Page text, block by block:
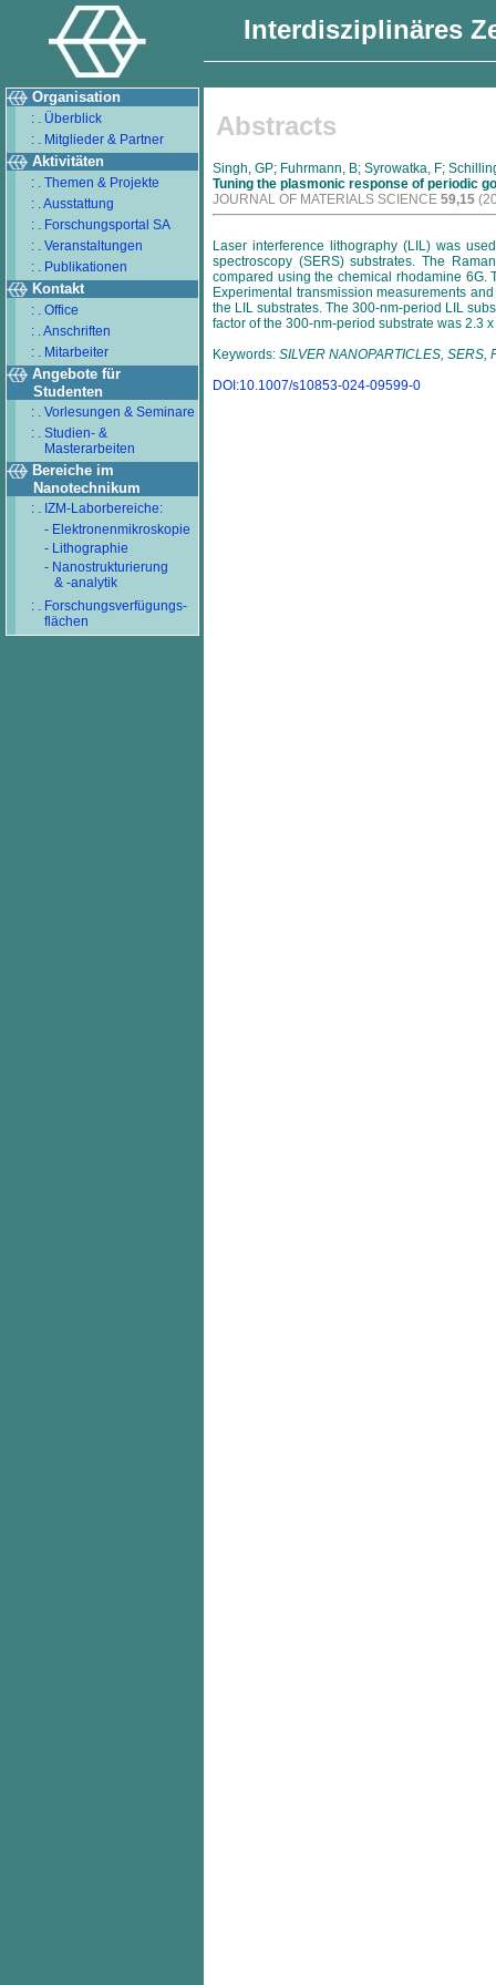
Interdisziplinäres
Organisation
: . Überblick
: . Mitglieder & Partner
Aktivitäten
: . Themen & Projekte
: . Ausstattung
: . Forschungsportal SA
: . Veranstaltungen
: . Publikationen
Kontakt
: . Office
: . Anschriften
: . Mitarbeiter
Angebote für
Studenten
: . Vorlesungen & Seminare
: . Studien- &
Masterarbeiten
Bereiche im
Nanotechnikum
: . IZM-Laborbereiche:
- Elektronenmikroskopie
- Lithographie
- Nanostrukturierung
& -analytik
: . Forschungsverfügungs-
flächen
Abstracts
Singh, GP; Fuhrmann, B; Syrowatka, F;
Tuning the plasmonic response of periodic
JOURNAL OF MATERIALS SCIENCE 59,15
Laser interference lithography (LIL) was
spectroscopy (SERS) substrates. The
compared using the chemical rhodamine 6G.
Experimental transmission measurements
the LIL substrates. The 300-nm-period LIL
factor of the 300-nm-period substrate was 2.3
Keywords: SILVER NANOPARTICLES, SERS,
DOI:10.1007/s10853-024-09599-0